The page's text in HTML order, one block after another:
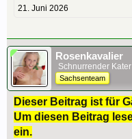
21. Juni 2026
Rosenkavalier
Schnurrender Kater
Sachsenteam
Dieser Beitrag ist für
Um diesen Beitrag
ein.